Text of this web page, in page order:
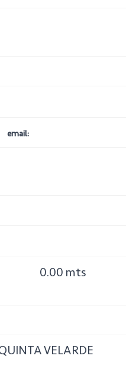
email:
0.00 mts
VELARDE